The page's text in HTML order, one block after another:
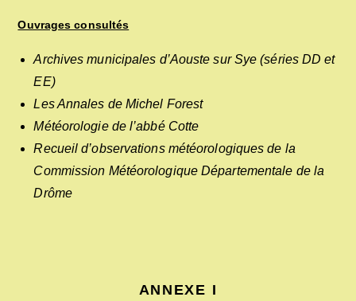
Ouvrages consultés
Archives municipales d’Aouste sur Sye (séries DD et
EE)
Les Annales de Michel Forest
Météorologie de l’abbé Cotte
Recueil d’observations météorologiques de la
Commission Météorologique Départementale de la
Drôme
ANNEXE I